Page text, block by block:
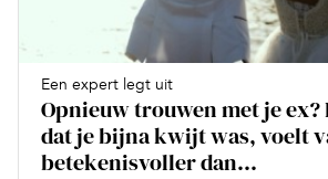
Een expert legt uit
Opnieuw trouwen met je ex?
dat je bijna kwijt was, voelt
betekenisvoller dan...